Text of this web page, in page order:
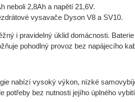
neboli 2,8Ah a napětí 21,6V.
vysavače Dyson V8 a SV10.
i pravidelný úklid domácnosti.
pohodlný provoz bez napájecího
nabízí vysoký výkon, nízké
potřeby bez nutnosti jejího úplného